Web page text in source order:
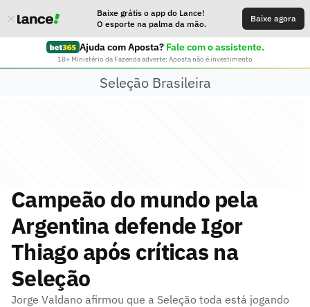
Baixe grátis o app do Lance!
O esporte na palma da mão.
Baixe agora
Ajuda com Aposta? Fale com o assistente.
18+ Ministério da Fazenda adverte: Aposta não é investimento
Seleção Brasileira
Campeão do mundo pela
Argentina defende Igor
Thiago após críticas na
Seleção
Jorge Valdano afirmou que a Seleção toda está jogando